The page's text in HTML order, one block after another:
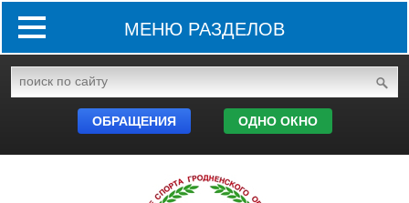
МЕНЮ РАЗДЕЛОВ
ОБРАЩЕНИЯ ОДНО ОКНО